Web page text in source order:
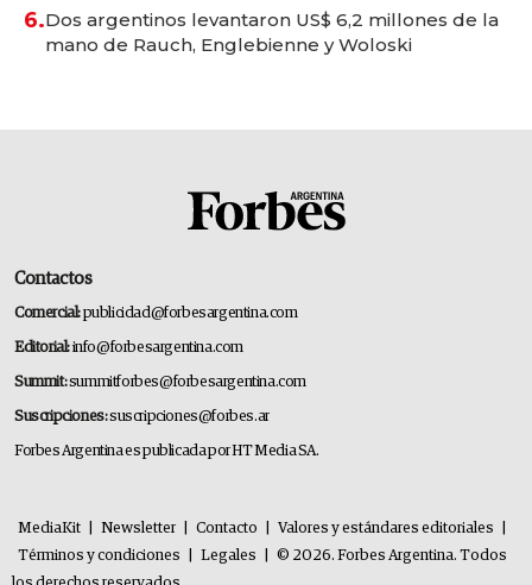
6.Dos argentinos levantaron US$ 6,2 millones de la
mano de Rauch, Englebienne y Woloski
Contactos
Comercial:publicidad@forbesargentina.com
Editorial:info@forbesargentina.com
Summit:summitforbes@forbesargentina.com
Suscripciones:suscripciones@forbes.ar
Forbes Argentina es publicada por HT Media SA.
MediaKit Newsletter Contacto Valores y estándares editoriales
Términos y condiciones
Legales
© 2026. Forbes Argentina. Todos